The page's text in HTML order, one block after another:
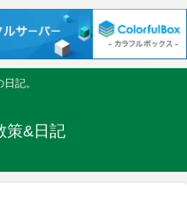
記。
策&日記